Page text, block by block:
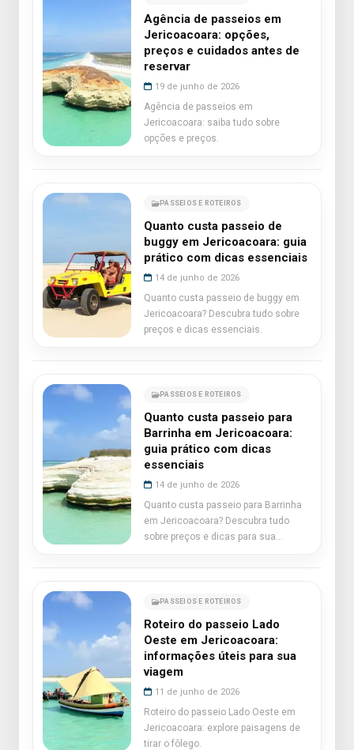
Agência de passeios em
Jericoacoara: opções,
preços e cuidados antes de
reservar
19 de junho de 2026
Agência de passeios em
Jericoacoara: saiba tudo sobre
opções e preços.
PASSEIOS E ROTEIROS
Quanto custa passeio de
buggy em Jericoacoara: guia
prático com dicas essenciais
14 de junho de 2026
Quanto custa passeio de buggy em
Jericoacoara? Descubra tudo sobre
preços e dicas essenciais.
PASSEIOS E ROTEIROS
Quanto custa passeio para
Barrinha em Jericoacoara:
guia prático com dicas
essenciais
14 de junho de 2026
Quanto custa passeio para Barrinha
em Jericoacoara? Descubra tudo
sobre preços e dicas para sua
PASSEIOS E ROTEIROS
Roteiro do passeio Lado
Oeste em Jericoacoara:
informações úteis para sua
viagem
11 de junho de 2026
Roteiro do passeio Lado Oeste em
Jericoacoara: explore paisagens de
tirar o fôlego.